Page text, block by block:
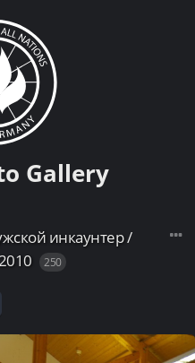
Gallery
инкаунтер/
250